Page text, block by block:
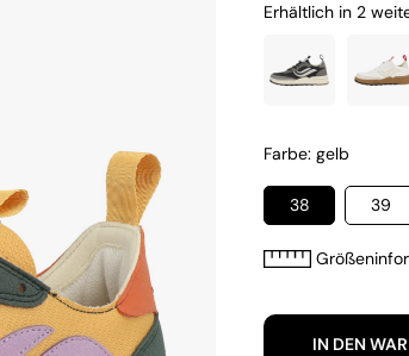
Erhältlich in 2
Farbe: gelb
38 39
IN DEN